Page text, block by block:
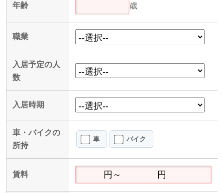
年齢 歳
職業
入居予定の人
数
入居時期
車・バイクの
所持
車 バイク
賃料